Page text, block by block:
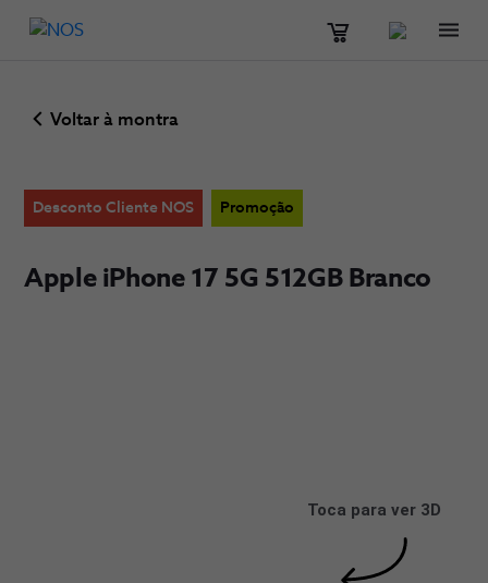
Voltar à montra
Desconto Cliente NOS Promoção
Apple iPhone 17 5G 512GB Branco
Toca para ver 3D